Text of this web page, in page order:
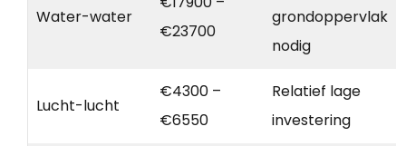
Water-water
€23700
grondoppervlak
nodig
Lucht-lucht
€4300 –
€6550
Relatief lage
investering